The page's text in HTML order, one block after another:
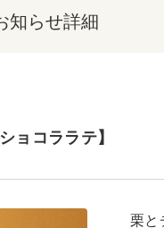
知らせ詳細
ョコララテ】
栗と